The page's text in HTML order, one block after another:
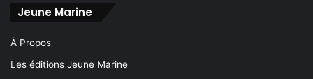
Jeune Marine
À Propos
Les éditions Jeune Marine